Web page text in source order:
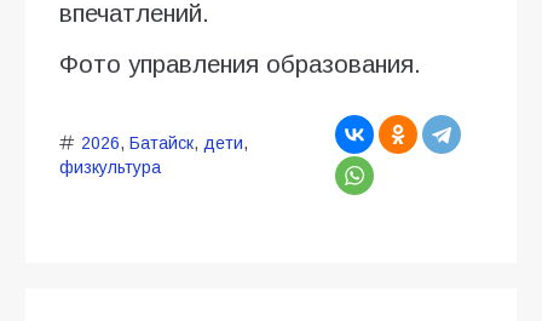
впечатлений.
Фото управления образования.
2026, Батайск, дети,
физкультура